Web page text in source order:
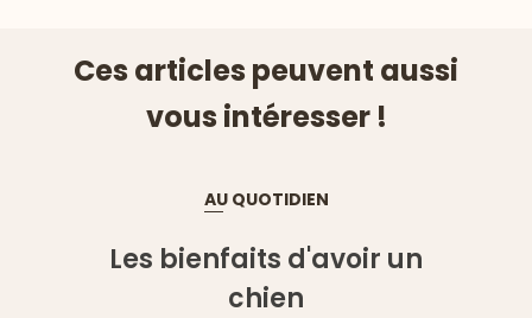
Ces articles peuvent aussi
vous intéresser !
AU QUOTIDIEN
Les bienfaits d'avoir un
chien